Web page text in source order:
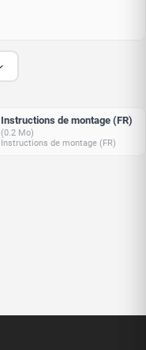
Instructions de montage (FR)
(0.2 Mo)
Instructions de montage (FR)